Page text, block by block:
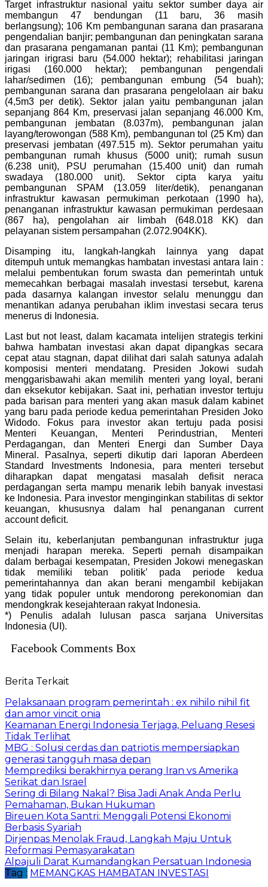
Target infrastruktur nasional yaitu sektor sumber daya air
membangun 47 bendungan (11 baru, 36 masih
berlangsung); 106 Km pembangunan sarana dan prasarana
pengendalian banjir; pembangunan dan peningkatan sarana
dan prasarana pengamanan pantai (11 Km); pembangunan
jaringan irigrasi baru (54.000 hektar); rehabilitasi jaringan
irigasi (160.000 hektar); pembangunan pengendali
lahar/sedimen (16); pembangunan embung (54 buah);
pembangunan sarana dan prasarana pengelolaan air baku
(4,5m3 per detik). Sektor jalan yaitu pembangunan jalan
sepanjang 864 Km, preservasi jalan sepanjang 46.000 Km,
pembangunan jembatan (8.037m), pembangunan jalan
layang/terowongan (588 Km), pembangunan tol (25 Km) dan
preservasi jembatan (497.515 m). Sektor perumahan yaitu
pembangunan rumah khusus (5000 unit); rumah susun
(6.238 unit), PSU perumahan (15.400 unit) dan rumah
swadaya (180.000 unit). Sektor cipta karya yaitu
pembangunan SPAM (13.059 liter/detik), penanganan
infrastruktur kawasan permukiman perkotaan (1990 ha),
penanganan infrastruktur kawasan permukiman perdesaan
(867 ha), pengolahan air limbah (648.018 KK) dan
pelayanan sistem persampahan (2.072.904KK).
Disamping itu, langkah-langkah lainnya yang dapat
ditempuh untuk memangkas hambatan investasi antara lain :
melalui pembentukan forum swasta dan pemerintah untuk
memecahkan berbagai masalah investasi tersebut, karena
pada dasarnya kalangan investor selalu menunggu dan
menantikan adanya perubahan iklim investasi secara terus
menerus di Indonesia.
Last but not least, dalam kacamata intelijen strategis terkini
bahwa hambatan investasi akan dapat dipangkas secara
cepat atau stagnan, dapat dilihat dari salah satunya adalah
komposisi menteri mendatang. Presiden Jokowi sudah
menggarisbawahi akan memilih menteri yang loyal, berani
dan eksekutor kebijakan. Saat ini, perhatian investor tertuju
pada barisan para menteri yang akan masuk dalam kabinet
yang baru pada periode kedua pemerintahan Presiden Joko
Widodo. Fokus para investor akan tertuju pada posisi
Menteri Keuangan, Menteri Perindustrian, Menteri
Perdagangan, dan Menteri Energi dan Sumber Daya
Mineral. Pasalnya, seperti dikutip dari laporan Aberdeen
Standard Investments Indonesia, para menteri tersebut
diharapkan dapat mengatasi masalah defisit neraca
perdagangan serta mampu menarik lebih banyak investasi
ke Indonesia. Para investor menginginkan stabilitas di sektor
keuangan, khususnya dalam hal penanganan current
account deficit.
Selain itu, keberlanjutan pembangunan infrastruktur juga
menjadi harapan mereka. Seperti pernah disampaikan
dalam berbagai kesempatan, Presiden Jokowi menegaskan
tidak memiliki teban politik’ pada periode kedua
pemerintahannya dan akan berani mengambil kebijakan
yang tidak populer untuk mendorong perekonomian dan
mendongkrak kesejahteraan rakyat Indonesia.
*) Penulis adalah lulusan pasca sarjana Universitas
Indonesia (UI).
Facebook Comments Box
Berita Terkait
Pelaksanaan program pemerintah : ex nihilo nihil fit
dan amor vincit onia
Keamanan Energi Indonesia Terjaga, Peluang Resesi
Tidak Terlihat
MBG : Solusi cerdas dan patriotis mempersiapkan
generasi tangguh masa depan
Memprediksi berakhirnya perang Iran vs Amerika
Serikat dan Israel
Sering di Bilang Nakal? Bisa Jadi Anak Anda Perlu
Pemahaman, Bukan Hukuman
Bireuen Kota Santri: Menggali Potensi Ekonomi
Berbasis Syariah
Dirjenpas Menolak Fraud, Langkah Maju Untuk
Reformasi Pemasyarakatan
Alpajuli Darat Kumandangkan Persatuan Indonesia
Tag : MEMANGKAS HAMBATAN INVESTASI